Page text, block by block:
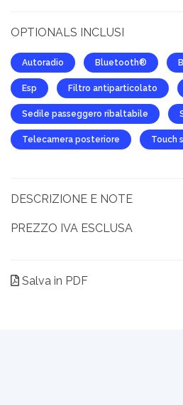
OPTIONALS INCLUSI
Autoradio Bluetooth®
Esp Filtro antiparticolato
Sedile passeggero ribaltabile
Telecamera posteriore Touch
DESCRIZIONE E NOTE
PREZZO IVA ESCLUSA
Salva in PDF